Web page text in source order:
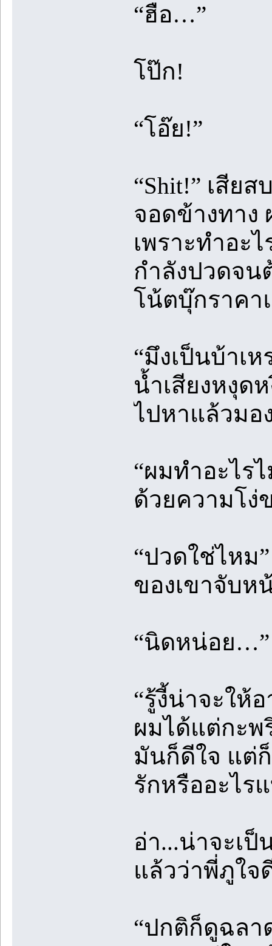
“ฮือ…”
โป๊ก!
“โอ๊ย!”
“Shit!” เสีย
จอดข้างทาง
เพราะทำอะ
กำลังปวดจน
โน้ตบุ๊กราค
“มึงเป็นบ้าเ
น้ำเสียงหงุด
ไปหาแล้วมอ
“ผมทำอะไร
ด้วยความโง่
“ปวดใช่ไหม
ของเขาจับห
“นิดหน่อย…”
“รู้งี้น่าจะให้
ผมได้แต่กะพ
มันก็ดีใจ แต่
รักหรืออะไร
อ่า...น่าจะเ
แล้วว่าพี่ภูใจ
“ปกติก็ดูฉลา